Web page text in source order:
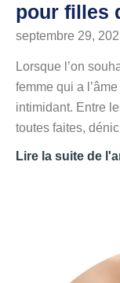
pour filles
septembre 29,
Lorsque l’on
femme qui a
intimidant. Entre
toutes faites,
Lire la suite de